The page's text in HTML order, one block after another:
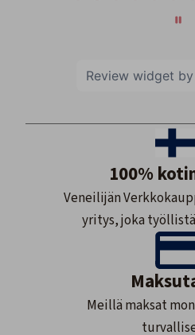
Review widget by
100%
Veneilijän
yritys, joka
Meillä maksat